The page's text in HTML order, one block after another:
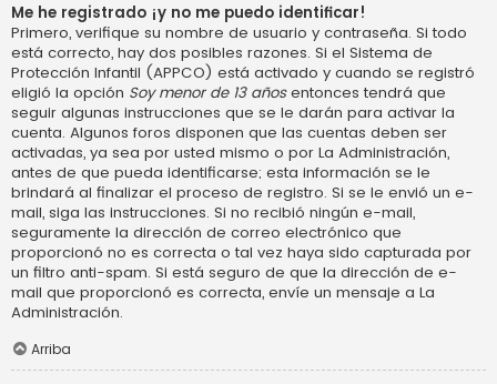
Me he registrado ¡y no me puedo identificar!
Primero, verifique su nombre de usuario y contraseña. Si todo
está correcto, hay dos posibles razones. Si el Sistema de
Protección Infantil (APPCO) está activado y cuando se registró
eligió la opción Soy menor de 13 añosentonces tendrá que
seguir algunas instrucciones que se le darán para activar la
cuenta. Algunos foros disponen que las cuentas deben ser
activadas, ya sea por usted mismo o por La Administración,
antes de que pueda identificarse; esta información se le
brindará al finalizar el proceso de registro. Si se le envió un e-
mail, siga las instrucciones. Si no recibió ningún e-mail,
seguramente la dirección de correo electrónico que
proporcionó no es correcta o tal vez haya sido capturada por
un filtro anti-spam. Si está seguro de que la dirección de e-
mail que proporcionó es correcta, envíe un mensaje a La
Administración.
Arriba